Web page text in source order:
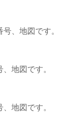
、地図です。
地図です。
地図です。